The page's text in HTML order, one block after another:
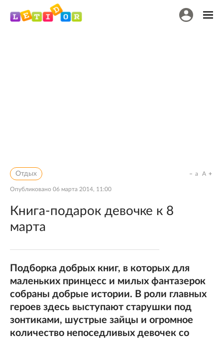
Отдых
Опубликовано 06 марта 2014, 11:00
a A
Книга-подарок девочке к 8
марта
Подборка добрых книг, в которых для
маленьких принцесс и милых фантазерок
собраны добрые истории. В роли главных
героев здесь выступают старушки под
зонтиками, шустрые зайцы и огромное
количество непоседливых девочек со